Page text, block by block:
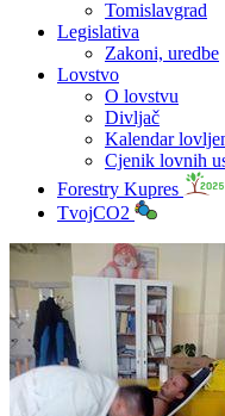
Tomislavgrad
Legislativa
Zakoni, uredbe
Lovstvo
O lovstvu
Divljač
Kalendar
Cjenik lovnih
Forestry Kupres
TvojCO2